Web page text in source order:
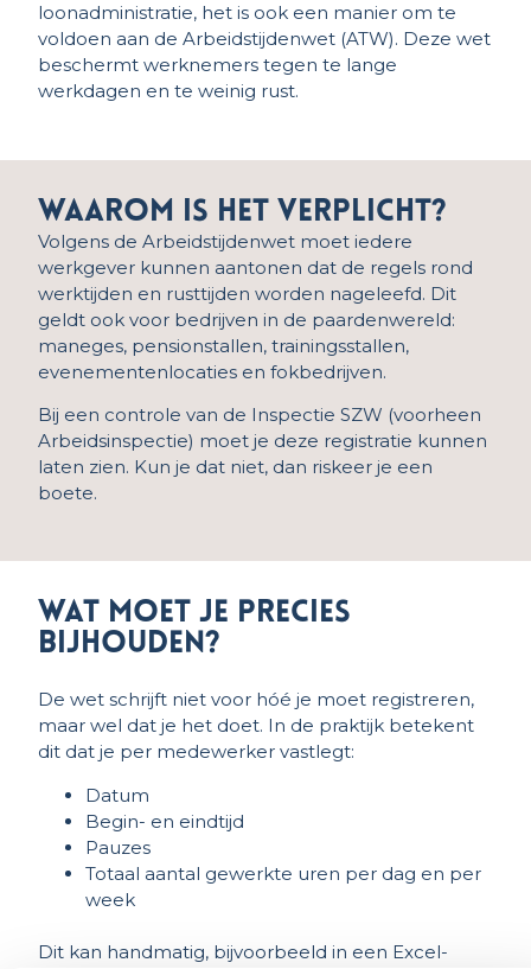
loonadministratie, het is ook een manier om te
voldoen aan de Arbeidstijdenwet (ATW). Deze wet
beschermt werknemers tegen te lange
werkdagen en te weinig rust.
Waarom is het verplicht?
Volgens de Arbeidstijdenwet moet iedere
werkgever kunnen aantonen dat de regels rond
werktijden en rusttijden worden nageleefd. Dit
geldt ook voor bedrijven in de paardenwereld:
maneges, pensionstallen, trainingsstallen,
evenementenlocaties en fokbedrijven.
Bij een controle van de Inspectie SZW (voorheen
Arbeidsinspectie) moet je deze registratie kunnen
laten zien. Kun je dat niet, dan riskeer je een
boete.
Wat moet je precies
bijhouden?
De wet schrijft niet voor hóé je moet registreren,
maar wel dat je het doet. In de praktijk betekent
dit dat je per medewerker vastlegt:
Datum
Begin- en eindtijd
Pauzes
Totaal aantal gewerkte uren per dag en per
week
Dit kan handmatig, bijvoorbeeld in een Excel-